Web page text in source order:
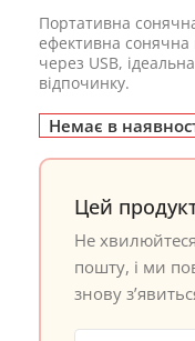
Портативна
ефективна сонячна
через USB,
відпочинку.
Немає в
Цей
Не
пошту, і ми
знову